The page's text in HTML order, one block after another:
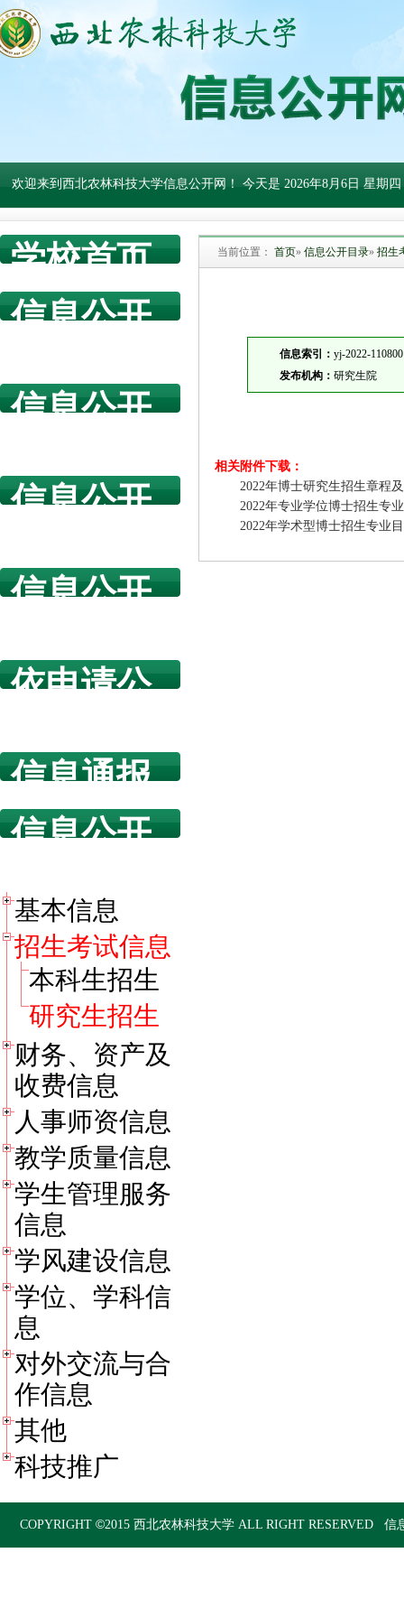
欢迎来到西北农林科技大学信息公开网！ 今天是 2026年8月6日 星期四
学校首页
信息公开
信息公开
信息公开
信息公开
依申请公
信息通报
信息公开
基本信息
招生考试信息
本科生招生
研究生招生
财务、资产及
收费信息
人事师资信息
教学质量信息
学生管理服务
信息
学风建设信息
学位、学科信
息
对外交流与合
作信息
其他
科技推广
当前位置： 首页» 信息公开目录» 招生
信息索引：yj-2022-
发布机构：研究生院
相关附件下载：
2022年博士研究生招生章程
2022年专业学位博士招生专
2022年学术型博士招生专业
COPYRIGHT©2015西北农林科技大学 ALL RIGHT RESERVED 信